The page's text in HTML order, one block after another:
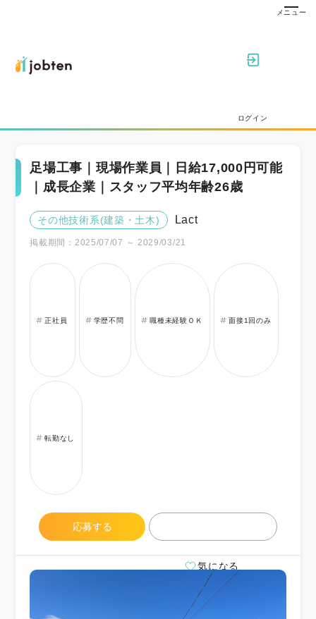
ログイン
足場工事｜現場作業員｜日給17,000円可能
｜成長企業｜スタッフ平均年齢26歳
その他技術系(建築・土木) Lact
掲載期間：2025/07/07 ～ 2029/03/21
正社員 学歴不問 職種未経験ＯＫ 面接1回のみ
転勤なし
応募する
気になる